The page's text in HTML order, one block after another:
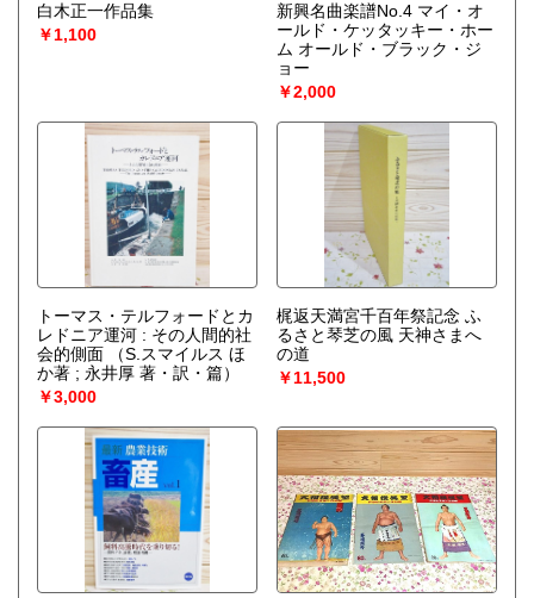
白木正一作品集
￥1,100
新興名曲楽譜No.4 マイ・オ
ールド・ケッタッキー・ホー
ム オールド・ブラック・ジ
ョー
￥2,000
トーマス・テルフォードとカ
レドニア運河 : その人間的社
会的側面
（S.スマイルス ほ
か著 ; 永井厚 著・訳・篇）
￥3,000
梶返天満宮千百年祭記念 ふ
るさと琴芝の風 天神さまへ
の道
￥11,500